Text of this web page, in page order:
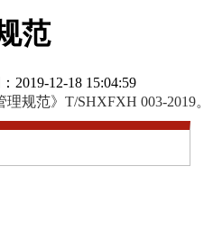
范
2019-12-18 15:04:59
规范》T/SHXFXH 003-2019。